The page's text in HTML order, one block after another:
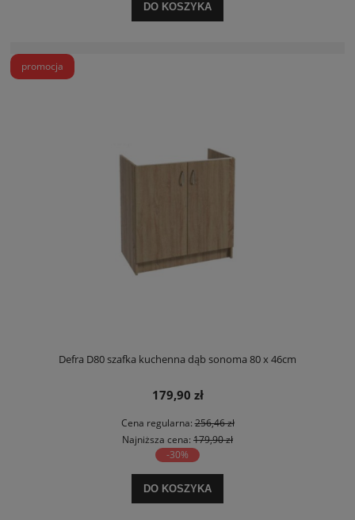
DO KOSZYKA
Defra D80 szafka kuchenna dąb sonoma 80 x 46cm
179,90 zł
Cena regularna:256,46 zł
Najniższa cena: 179,90 zł
-30%
DO KOSZYKA
promocja